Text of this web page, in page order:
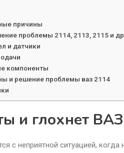
причины
проблемы 2114, 2113, 2115 и
и датчики
компоненты
и решение проблемы ваз 2114
и глохнет
с неприятной ситуацией,